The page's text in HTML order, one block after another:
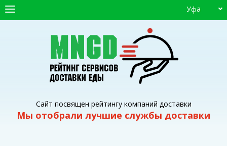
Сайт посвящен рейтингу компаний доставки
Мы отобрали лучшие службы доставки
СЕРВИСЫ ДОСТАВКИ
ПРОМОКОДЫ
СТАТЬИ
Уфа